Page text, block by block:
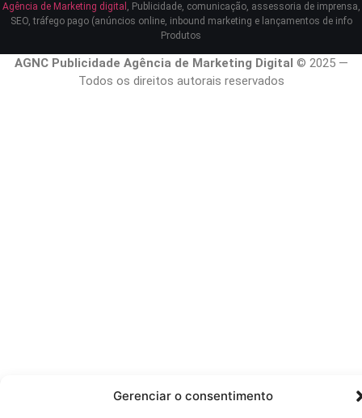
Gerenciar o consentimento
Agência de Marketing digital , Publicidade, comunicação, assessoria de imprensa,
SEO, tráfego pago (anúncios online, inbound marketing e lançamentos de info
Produtos
AGNC Publicidade Agência de Marketing Digital © 2025 —
Todos os direitos autorais reservados